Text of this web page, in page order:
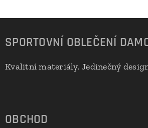
SPORTOVNÍ OBLEČENÍ
Kvalitní materiály. Jedinečný
OBCHOD